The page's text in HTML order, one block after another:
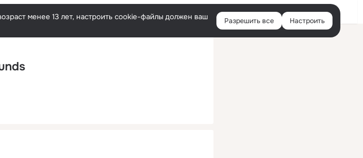
Русский Войти
менее 13 лет, настроить cookie-файлы должен ваш
Разрешить все Настроить